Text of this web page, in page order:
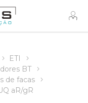
ETI
BT
de facas
aR/gR